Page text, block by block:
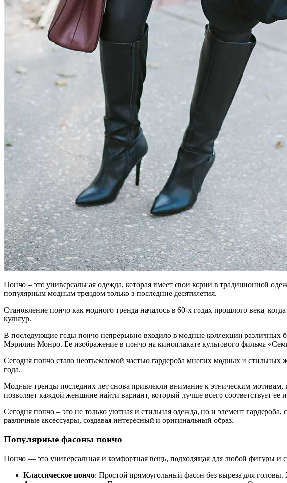
Пончо – это универсальная одежда, которая имеет свои корни в традиционной
популярным модным трендом только в последние десятилетия.
Становление пончо как модного тренда началось в 60-х годах прошлого века,
культур.
В последующие годы пончо непрерывно входило в модные коллекции различных
Мэрилин Монро. Ее изображение в пончо на киноплакате культового фильма
Сегодня пончо стало неотъемлемой частью гардероба многих модных и
года.
Модные тренды последних лет снова привлекли внимание к этническим
позволяет каждой женщине найти вариант, который лучше всего соответствует ее
Сегодня пончо – это не только уютная и стильная одежда, но и элемент
различные аксессуары, создавая интересный и оригинальный образ.
Популярные фасоны пончо
Пончо — это универсальная и комфортная вещь, подходящая для любой фигуры и
Классическое пончо: Простой прямоугольный фасон без выреза для